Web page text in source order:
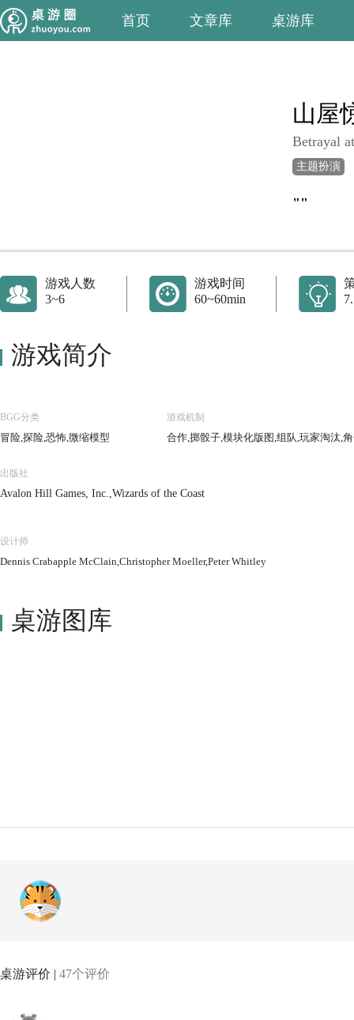
首页 文章库 桌游库
山屋
Betrayal
主题扮演
""
游戏人数
3~6
游戏时间
60~60min
游戏简介
BGG分类
冒险,探险,恐怖,微缩模型
游戏机制
合作,掷骰子,模块化版图,组队,玩家淘汰,
出版社
Avalon Hill Games, Inc.,Wizards of the Coast
设计师
Dennis Crabapple McClain,Christopher Moeller,Peter Whitley
桌游图库
桌游评价 | 47个评价